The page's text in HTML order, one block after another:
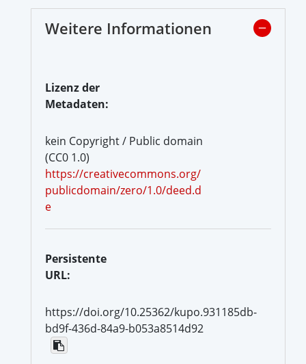
Weitere Informationen
Lizenz der
Metadaten:
kein Copyright / Public domain
(CC0 1.0)
https://creativecommons.org/
publicdomain/zero/1.0/deed.d
e
Persistente
URL:
https://doi.org/10.25362/kupo.931185db-
bd9f-436d-84a9-b053a8514d92